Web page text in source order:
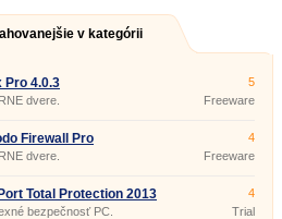
v kategórii
Pro 4.0.3
dvere.
5
Freeware
Firewall Pro
dvere.
4
Freeware
Total Protection 2013
bezpečnosť PC.
4
Trial